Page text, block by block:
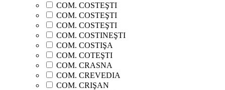
COM. COSTEŞTI
COM. COSTEŞTI
COM. COSTEŞTI
COM. COSTINEŞTI
COM. COSTIŞA
COM. COTEŞTI
COM. CRASNA
COM. CREVEDIA
COM. CRIŞAN